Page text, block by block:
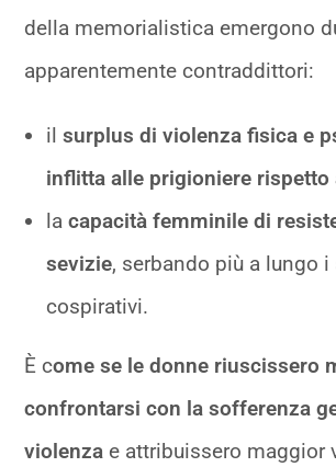
della memorialistica emergono
apparentemente contraddittori:
ilsurplus di violenza fisica e
inflitta alle prigioniere
lacapacità femminile di
sevizie, serbando più a lungo i
cospirativi.
È come se le donne riuscissero
confrontarsi con la sofferenza
violenza e attribuissero maggior